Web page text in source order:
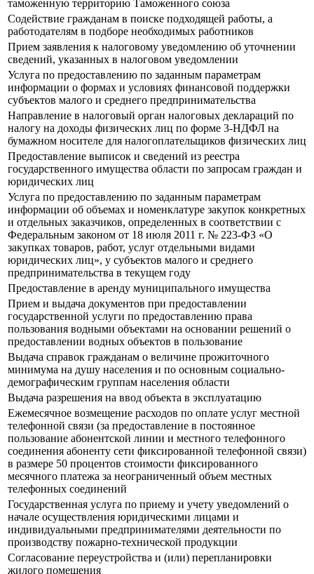
таможенную территорию Таможенного союза
Содействие гражданам в поиске подходящей работы, а
работодателям в подборе необходимых работников
Прием заявления к налоговому уведомлению об уточнении
сведений, указанных в налоговом уведомлении
Услуга по предоставлению по заданным параметрам
информации о формах и условиях финансовой поддержки
субъектов малого и среднего предпринимательства
Направление в налоговый орган налоговых деклараций по
налогу на доходы физических лиц по форме 3-НДФЛ на
бумажном носителе для налогоплательщиков физических лиц
Предоставление выписок и сведений из реестра
государственного имущества области по запросам граждан и
юридических лиц
Услуга по предоставлению по заданным параметрам
информации об объемах и номенклатуре закупок конкретных
и отдельных заказчиков, определенных в соответствии с
Федеральным законом от 18 июля 2011 г. № 223-ФЗ «О
закупках товаров, работ, услуг отдельными видами
юридических лиц», у субъектов малого и среднего
предпринимательства в текущем году
Предоставление в аренду муниципального имущества
Прием и выдача документов при предоставлении
государственной услуги по предоставлению права
пользования водными объектами на основании решений о
предоставлении водных объектов в пользование
Выдача справок гражданам о величине прожиточного
минимума на душу населения и по основным социально-
демографическим группам населения области
Выдача разрешения на ввод объекта в эксплуатацию
Ежемесячное возмещение расходов по оплате услуг местной
телефонной связи (за предоставление в постоянное
пользование абонентской линии и местного телефонного
соединения абоненту сети фиксированной телефонной связи)
в размере 50 процентов стоимости фиксированного
месячного платежа за неограниченный объем местных
телефонных соединений
Государственная услуга по приему и учету уведомлений о
начале осуществления юридическими лицами и
индивидуальными предпринимателями деятельности по
производству пожарно-технической продукции
Согласование переустройства и (или) перепланировки
жилого помещения